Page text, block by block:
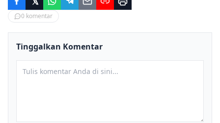
0 komentar
Tinggalkan Komentar